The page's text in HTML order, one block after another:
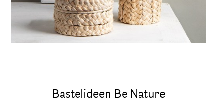
Bastelideen Be Nature